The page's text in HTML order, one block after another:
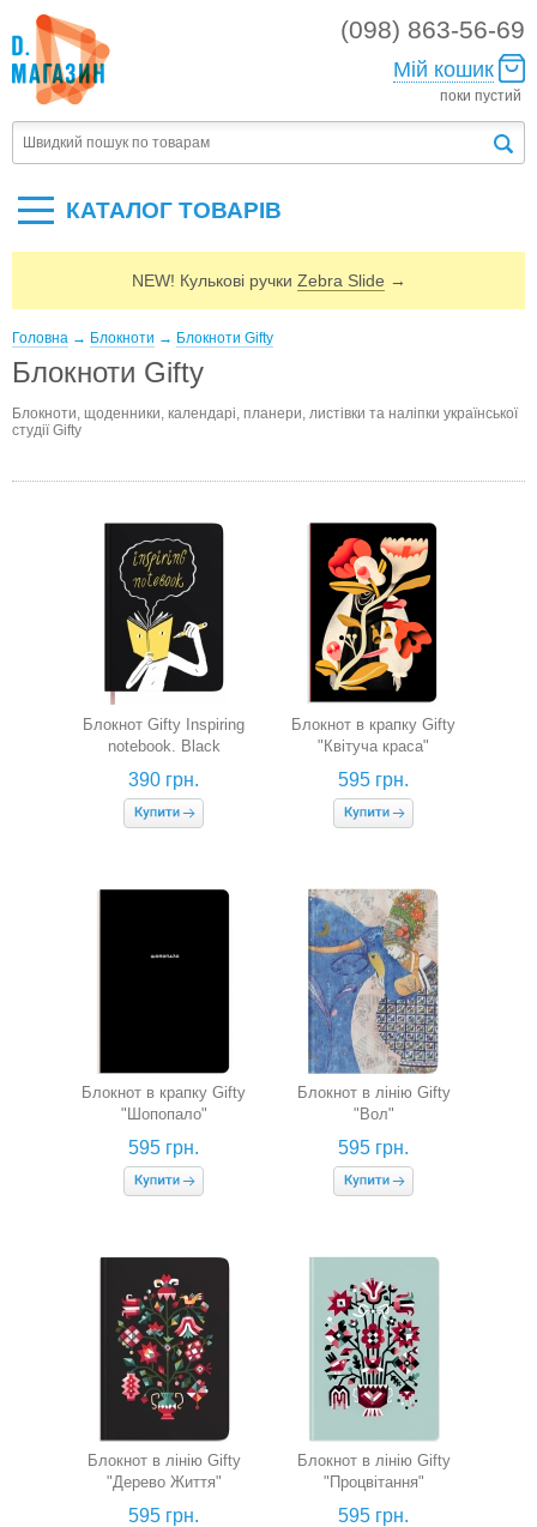
(098) 863-56-69
Мій кошик
поки пустий
КАТАЛОГ ТОВАРIВ
NEW! Кулькові ручки Zebra Slide →
Головна → Блокноти → Блокноти Gifty
Блокноти Gifty
Блокноти, щоденники, календарі, планери, листівки та наліпки української
студії Gifty
Блокнот Gifty Inspiring
notebook. Black
390 грн.
Блокнот в крапку Gifty
"Квітуча краса"
595 грн.
Блокнот в крапку Gifty
"Шопопало"
595 грн.
Блокнот в лінію Gifty
"Вол"
595 грн.
Блокнот в лінію Gifty
"Дерево Життя"
595 грн.
Блокнот в лінію Gifty
"Процвітання"
595 грн.